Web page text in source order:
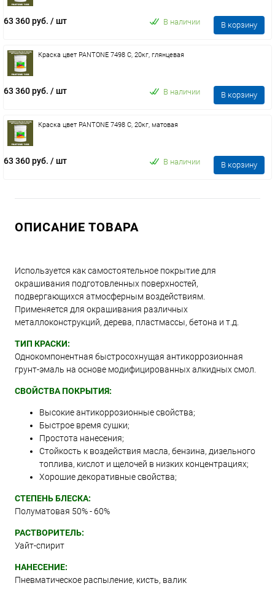
63 360 руб. / шт В наличии В корзину
Краска цвет PANTONE 7498 C, 20кг, глянцевая
63 360 руб. / шт В наличии В корзину
Краска цвет PANTONE 7498 C, 20кг, матовая
63 360 руб. / шт В наличии В корзину
ОПИСАНИЕ ТОВАРА
Используется как самостоятельное покрытие для
окрашивания подготовленных поверхностей,
подвергающихся атмосферным воздействиям.
Применяется для окрашивания различных
металлоконструкций, дерева, пластмассы, бетона и т.д.
ТИП КРАСКИ:
Однокомпонентная быстросохнущая антикоррозионная
грунт-эмаль на основе модифицированных алкидных смол.
СВОЙСТВА ПОКРЫТИЯ:
Высокие антикоррозионные свойства;
Быстрое время сушки;
Простота нанесения;
Стойкость к воздействия масла, бензина, дизельного
топлива, кислот и щелочей в низких концентрациях;
Хорошие декоративные свойства;
СТЕПЕНЬ БЛЕСКА:
Полуматовая 50% - 60%
РАСТВОРИТЕЛЬ:
Уайт-спирит
НАНЕСЕНИЕ:
Пневматическое распыление, кисть, валик